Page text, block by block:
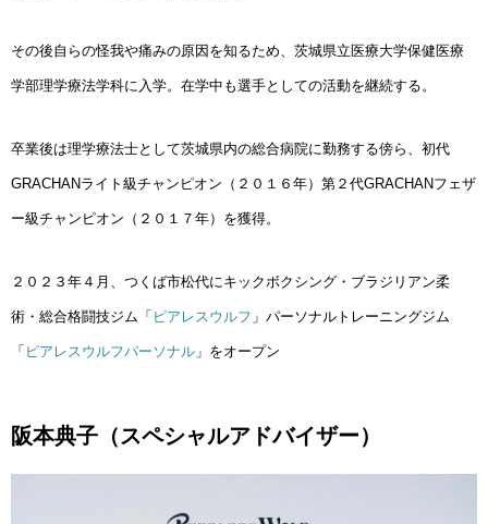
その後自らの怪我や痛みの原因を知るため、茨城県立医療大学保健医療
学部理学療法学科に入学。在学中も選手としての活動を継続する。
卒業後は理学療法士として茨城県内の総合病院に勤務する傍ら、初代
GRACHANライト級チャンピオン（２０１６年）第２代GRACHANフェザ
ー級チャンピオン（２０１７年）を獲得。
２０２３年４月、つくば市松代にキックボクシング・ブラジリアン柔
術・総合格闘技ジム「 ピアレスウルフ 」パーソナルトレーニングジム
「 ピアレスウルフパーソナル 」をオープン
阪本典子（スペシャルアドバイザー）